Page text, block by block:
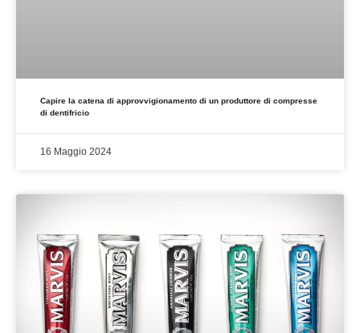
Capire la catena di approvvigionamento di un produttore di compresse
di dentifricio
16 Maggio 2024